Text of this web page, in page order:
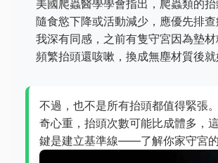
美國爬蟲醫學學會指出，爬蟲類的
隨食慾下降或活動減少，應優先排
我深有同感，之前有隻守宮因為墊材
頻繁抬頭還咳嗽，換成無塵材質後就
不過，也不是所有抬頭都值得緊張
奇心重，抬頭次數可能比成體多，
鍵是建立基準線——了解你家守宮的